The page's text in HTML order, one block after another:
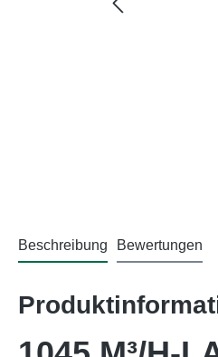
Beschreibung Bewertungen